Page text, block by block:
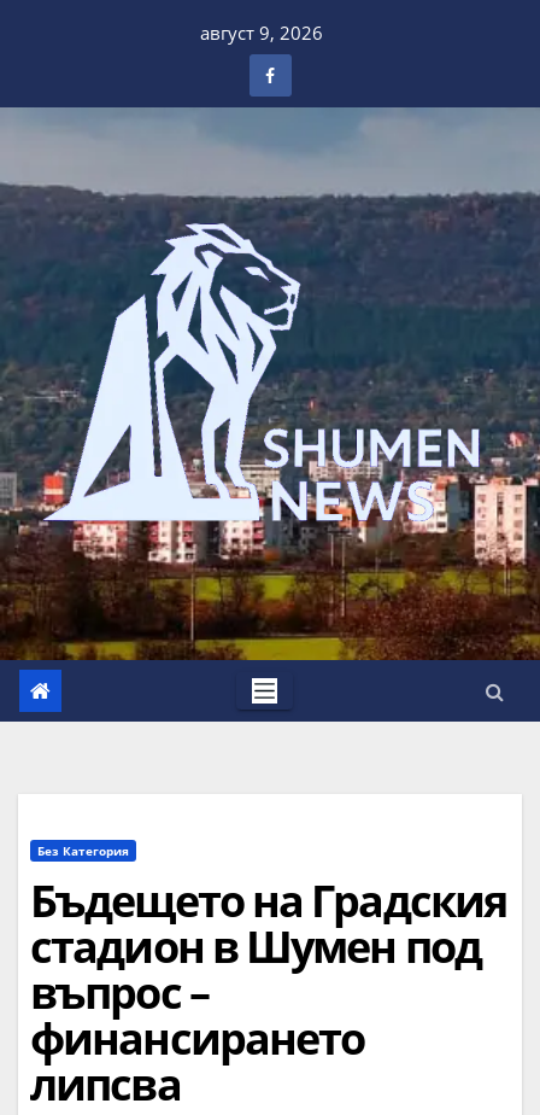
август 9, 2026
Без Категория
Бъдещето на Градския
стадион в Шумен под
въпрос –
финансирането
липсва